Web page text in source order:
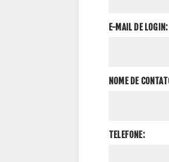
E-MAIL DE LOGIN:
NOME DE
TELEFONE: